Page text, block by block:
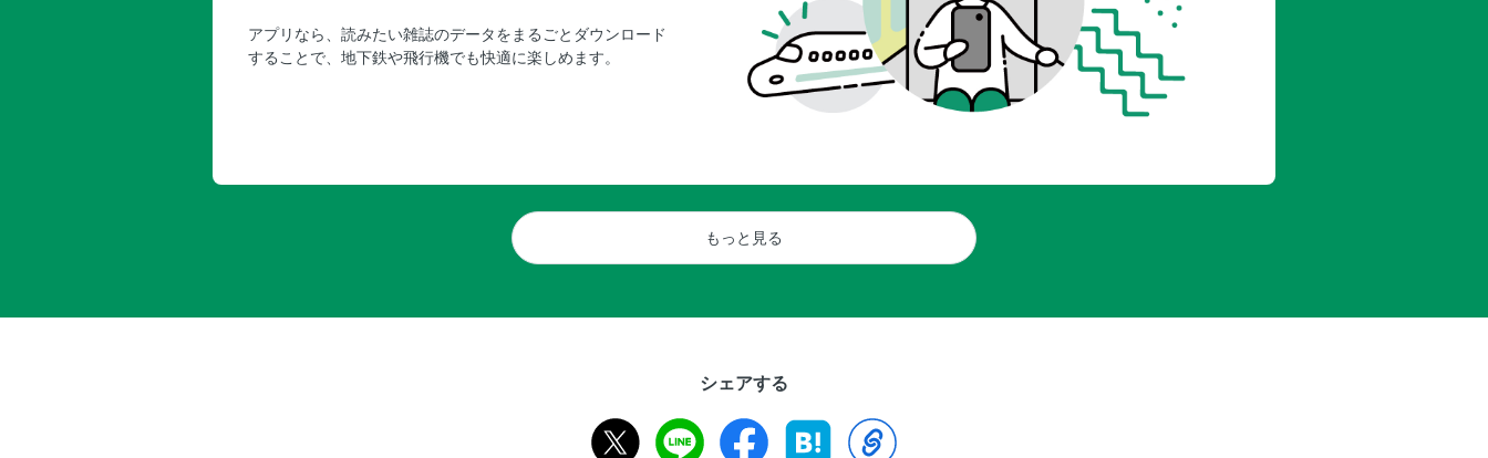
アプリなら、読みたい雑誌のデータをまるごとダウンロード
することで、地下鉄や飛行機でも快適に楽しめます。
もっと見る
シェアする